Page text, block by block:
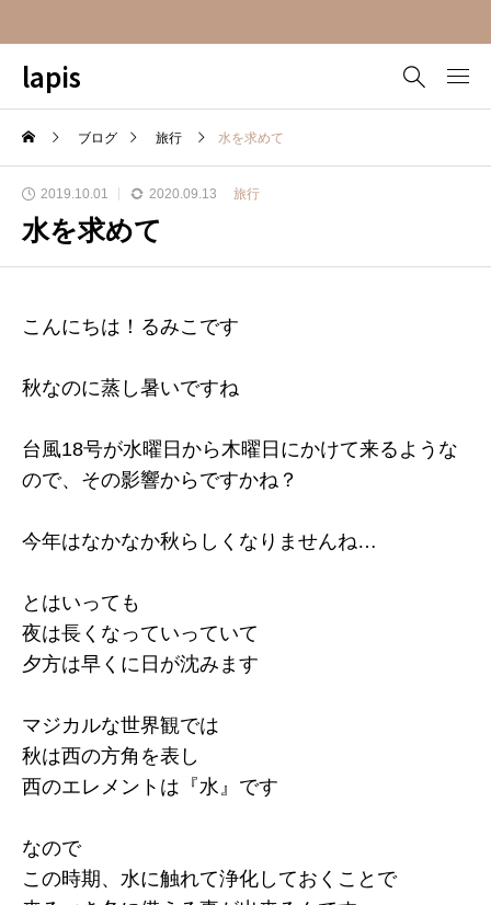
lapis
ブログ 旅行 水を求めて
2019.10.01 2020.09.13 旅行
水を求めて
こんにちは！るみこです
秋なのに蒸し暑いですね
台風18号が水曜日から木曜日にかけて来るような
ので、その影響からですかね？
今年はなかなか秋らしくなりませんね…
とはいっても
夜は長くなっていっていて
夕方は早くに日が沈みます
マジカルな世界観では
秋は西の方角を表し
西のエレメントは『水』です
なので
この時期、水に触れて浄化しておくことで